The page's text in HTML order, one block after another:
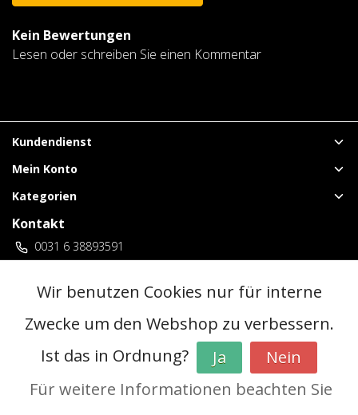
Kein Bewertungen
Lesen oder schreiben Sie einen Kommentar
Kundendienst
Mein Konto
Kategorien
Kontakt
0031 6 38893591
vuurwerklangenberg@gmail.com
3 locaties Duitsland
InStijl Media
Allgemeine Geschäftsbedingungen (AGB)
|Vorverkaufsregeln
Wir benutzen Cookies nur für interne
Zwecke um den Webshop zu verbessern.
Ist das in Ordnung?
Ja
Nein
Für weitere Informationen beachten Sie